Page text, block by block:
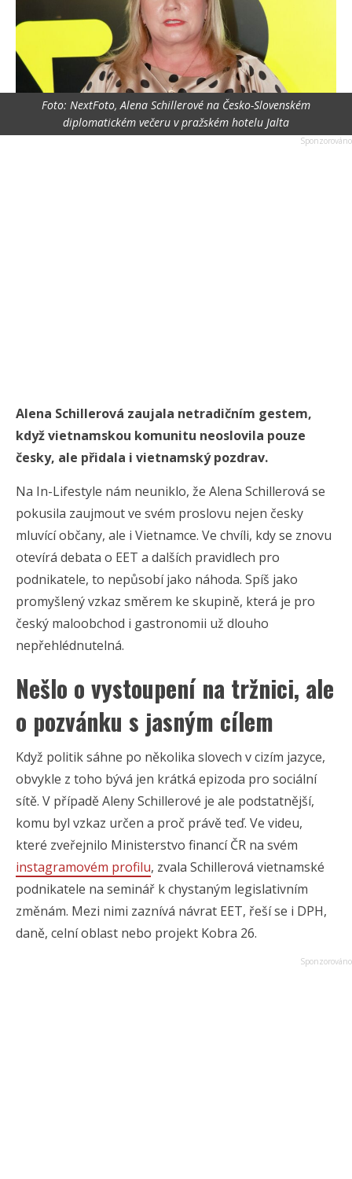
Foto: NextFoto, Alena Schillerové na Česko-Slovenském
diplomatickém večeru v pražském hotelu Jalta
Alena Schillerová zaujala netradičním gestem,
když vietnamskou komunitu neoslovila pouze
česky, ale přidala i vietnamský pozdrav.
Na In-Lifestyle nám neuniklo, že Alena Schillerová se
pokusila zaujmout ve svém proslovu nejen česky
mluvící občany, ale i Vietnamce. Ve chvíli, kdy se znovu
otevírá debata o EET a dalších pravidlech pro
podnikatele, to nepůsobí jako náhoda. Spíš jako
promyšlený vzkaz směrem ke skupině, která je pro
český maloobchod i gastronomii už dlouho
nepřehlédnutelná.
Nešlo o vystoupení na tržnici, ale
o pozvánku s jasným cílem
Když politik sáhne po několika slovech v cizím jazyce,
obvykle z toho bývá jen krátká epizoda pro sociální
sítě. V případě Aleny Schillerové je ale podstatnější,
komu byl vzkaz určen a proč právě teď. Ve videu,
které zveřejnilo Ministerstvo financí ČR na svém
instagramovém profilu, zvala Schillerová vietnamské
podnikatele na seminář k chystaným legislativním
změnám. Mezi nimi zaznívá návrat EET, řeší se i DPH,
daně, celní oblast nebo projekt Kobra 26.